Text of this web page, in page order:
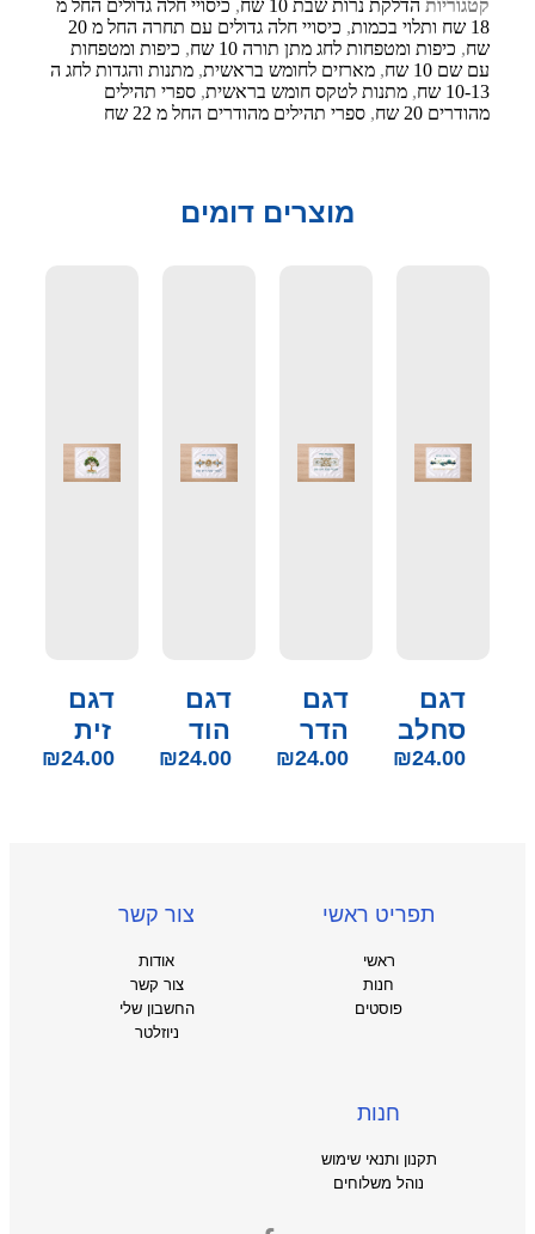
קטגוריות הדלקת נרות שבת 10 שח , כיסויי חלה גדולים החל מ
18 שח ותלוי בכמות
,
כיסויי חלה גדולים עם תחרה החל מ 20
שח, כיפות ומטפחות לחג מתן תורה 10 שח , כיפות ומטפחות
עם שם 10 שח
, מארזים לחומש בראשית, מתנות והגדות לחג ה
10-13 שח
, מתנות לטקס חומש בראשית, ספרי תהילים
מהודרים 20 שח
, ספרי תהילים מהודרים החל מ 22 שח
מוצרים דומים
דגם
סחלב
₪24.00
דגם
הדר
₪24.00
דגם
הוד
₪24.00
דגם
זית
₪24.00
תפריט ראשי
ראשי
חנות
פוסטים
צור קשר
אודות
צור קשר
החשבון שלי
ניוזלטר
חנות
תקנון ותנאי שימוש
נוהל משלוחים